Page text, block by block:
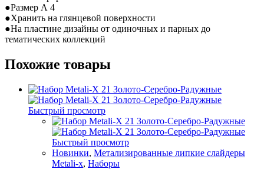
●Размер А 4
●Хранить на глянцевой поверхности
●На пластине дизайны от одиночных и парных до
тематических коллекций
Похожие товары
Быстрый просмотр
Быстрый просмотр
Новинки, Метализированные липкие слайдеры
Metali-x, Наборы